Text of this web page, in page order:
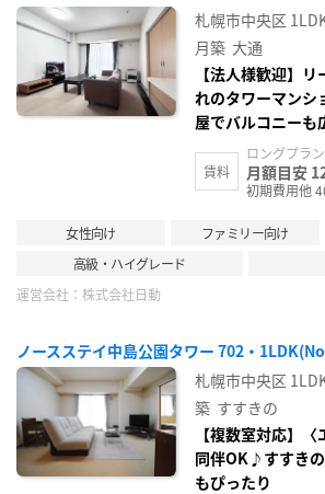
札幌市中央区
月築 大通
【法人様歓迎】
れのタワーマン
屋でバルコニーも
賃料
ロングプラン
月額目安
初期費用他
女性向け ファミリー向け
高級・ハイグレード
運営会社： 株式会社日動
ノースステイ中島公園タワー 702・
札幌市中央区
築 すすきの
【複数室対応】
同伴OK♪すすき
もぴったり